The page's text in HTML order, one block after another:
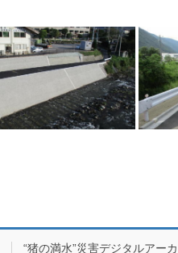
“猪の満水”災害デジタルアー